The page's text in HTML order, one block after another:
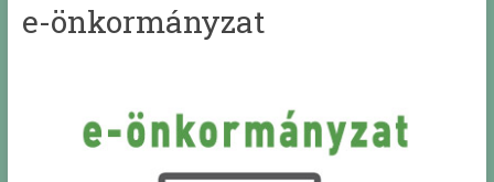
e-önkormányzat